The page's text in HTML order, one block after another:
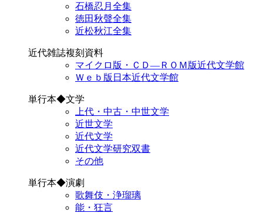
石橋忍月全集
徳田秋聲全集
近松秋江全集
近代雑誌複刻資料
マイクロ版・ＣＤ―ＲＯＭ版近代文学館
Ｗｅｂ版日本近代文学館
単行本◆文学
上代・中古・中世文学
近世文学
近代文学
近代文学研究双書
その他
単行本◆演劇
歌舞伎・浄瑠璃
能・狂言